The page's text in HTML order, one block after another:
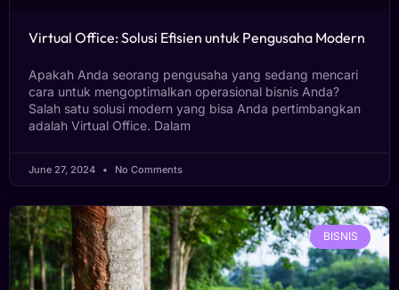
Virtual Office: Solusi Efisien untuk Pengusaha Modern
Apakah Anda seorang pengusaha yang sedang mencari
cara untuk mengoptimalkan operasional bisnis Anda?
Salah satu solusi modern yang bisa Anda pertimbangkan
adalah Virtual Office. Dalam
June 27, 2024 No Comments
BISNIS